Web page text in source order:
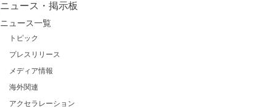
ニュース・掲示板
ニュース一覧
トピック
プレスリリース
メディア情報
海外関連
アクセラレーション